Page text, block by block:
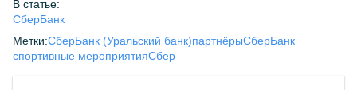
В статье:
СберБанк
Метки:СберБанк (Уральский банк)партнёрыСберБанк
спортивные мероприятияСбер